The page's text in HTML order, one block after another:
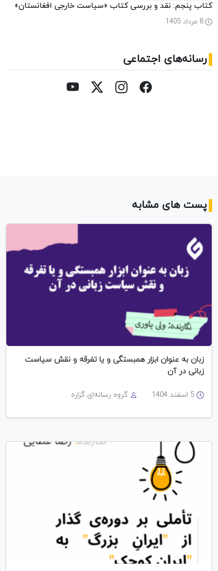
کتاب پنجم: نقد و بررسی کتاب «سیاست خارجی افغانستان»
8 مرداد 1405
رسانه‌های اجتماعی
پست های مشابه
زبان به عنوان ابزار همبستگی و یا تفرقه و نقش سیاست
زبانی در آن
5 اسفند 1404 گروه رسانه‌ای گزاره